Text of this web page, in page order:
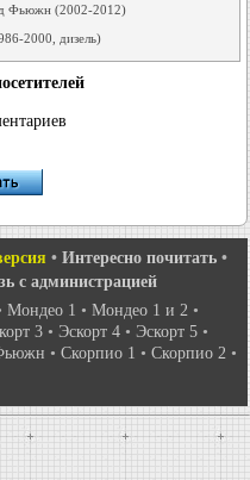
Фьюжн (2002-2012)
2000, дизель)
• Интересно почитать •
с администрацией
Мондео 1 • Мондео 1 и 2 •
3 • Эскорт 4 • Эскорт 5 •
• Скорпио 1 • Скорпио 2 •